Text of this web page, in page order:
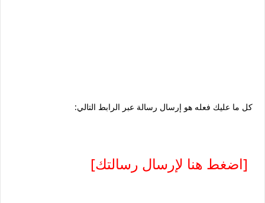
كل ما عليك فعله هو إرسال رسالة عبر الرابط التالي:
[اضغط هنا لإرسال رسالتك]